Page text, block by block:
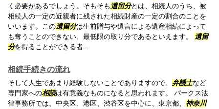
く必要があるでしょう。そもそも 遺留分とは、相続人のうち、被
相続人の一定の近親者に残された相続財産の一定の割合のことを
いいます。この遺留分は生前贈与や遺言による遺産相続によって
も奪うことのできない、最低限の取り分であるといえます。
遺留
分を得ることができる者...
相続手続きの流れ
そして人生であまり経験しないことでありますので、 弁護士など
専門家への相談は有意義なものになると思われます。 パークス法
律事務所では、中央区、港区、渋谷区を中心に、東京都、 神奈川